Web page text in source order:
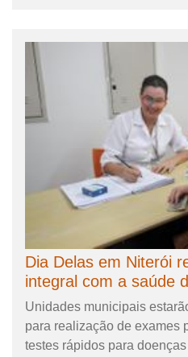
Dia Delas em Niterói
integral com a saúde
Unidades municipais
para realização de exames
testes rápidos para